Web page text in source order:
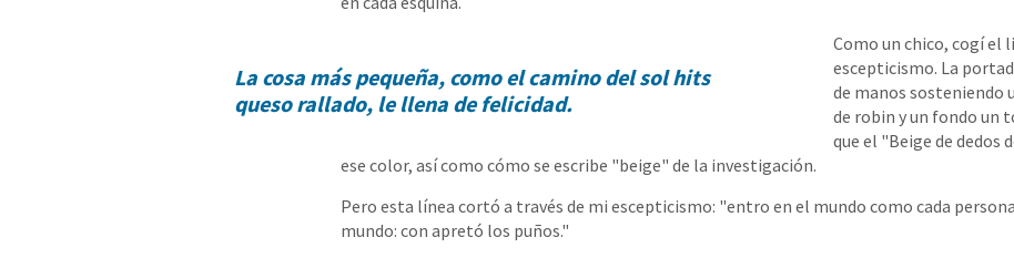
La cosa más pequeña, como el camino del sol hits
queso rallado, le llena de felicidad.
Como un chico, cogí el
escepticismo. La
de manos sosteniendo
de robin y un fondo un
que el "Beige de dedos
ese color, así como cómo se escribe "beige" de la investigación.
Pero esta línea cortó a través de mi escepticismo: "entro en el mundo como cada
mundo: con apretó los puños."